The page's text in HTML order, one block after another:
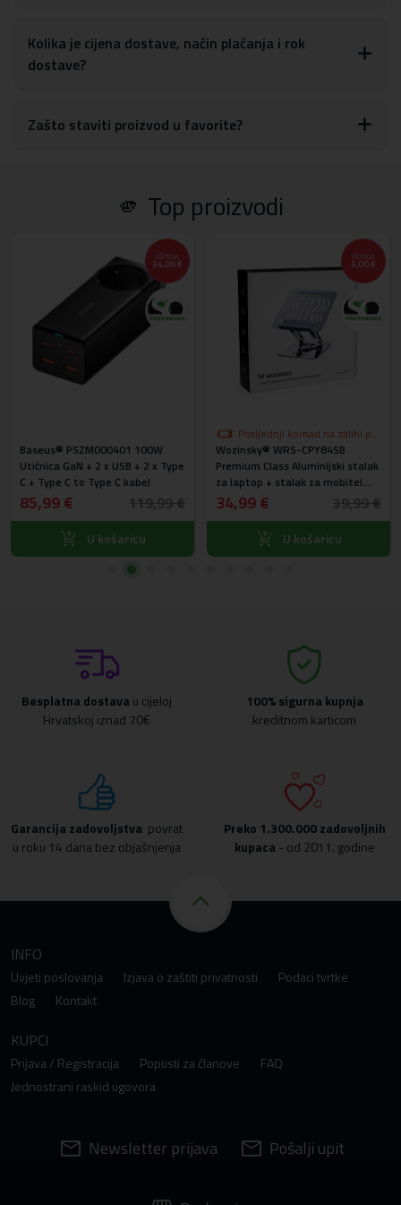
dugotrajne performanse. S vremenom rada do 10 sati s jednim
punjenjem, možete uživati ​​u stvaranju i pisanju cijeli dan bez
prekida. Uz brzo punjenje od samo 45 minuta, možete se brzo
Vrijeme punjenja: 45 minuta
Dimenzije: 159,7 x 9 mm
Kolika je cijena dostave, način plaćanja i rok
dostave?
Zašto staviti proizvod u favorite?
🫵 Top proizvodi
UŠTEDA
34,00 €
Baseus® PSZM000401 100W
Utičnica GaN + 2 x USB + 2 x Type
C + Type C to Type C kabel
85,99 €
U košaricu
UŠTEDA
5,00 €
Posljednji komad na zalihi po
akcijskoj cijeni
Wozinsky® WRS-CPY84SB
Premium Class Aluminijski stalak
za laptop + stalak za mobitel
gratis (srebrni)
34,99 €
U košaricu
Besplatna dostava u cijeloj
Hrvatskoj iznad 70€
100% sigurna kupnja
kreditnom karticom
Garancija zadovoljstva povrat
u roku 14 dana bez objašnjenja
Preko 1.300.000 zadovoljnih
kupaca - od 2011. godine
INFO
Uvjeti poslovanja Izjava o zaštiti privatnosti
Podaci tvrtke
Blog
Kontakt
KUPCI
Prijava / Registracija Popusti za članove
FAQ
Jednostrani raskid ugovora
Newsletter prijava Pošalji upit